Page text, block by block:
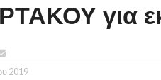
για
2019